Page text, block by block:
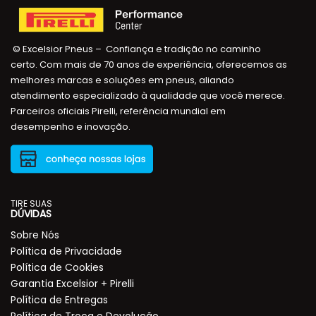
© Excelsior Pneus – Confiança e tradição no caminho
certo. Com mais de 70 anos de experiência, oferecemos as
melhores marcas e soluções em pneus, aliando
atendimento especializado à qualidade que você merece.
Parceiros oficiais Pirelli, referência mundial em
desempenho e inovação.
TIRE SUAS
DÚVIDAS
Sobre Nós
Política de Privacidade
Política de Cookies
Garantia Excelsior + Pirelli
Política de Entregas